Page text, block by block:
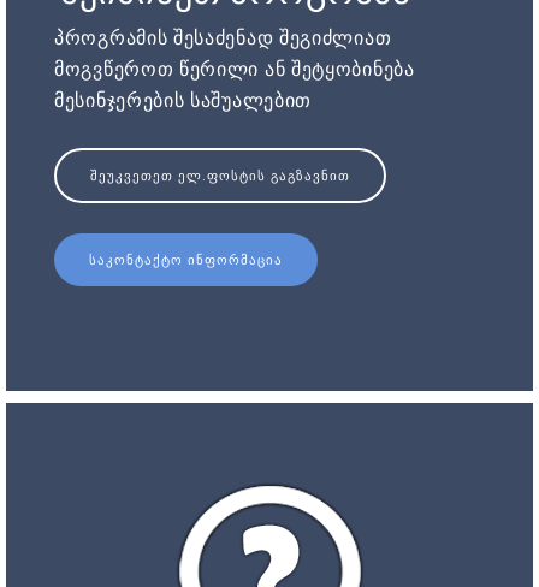
პროგრამის შესაძენად შეგიძლიათ
მოგვწეროთ წერილი ან შეტყობინება
მესინჯერების საშუალებით
ᲨᲔᲣᲙᲕᲔᲗᲔᲗ ᲔᲚ.ᲤᲝᲡᲢᲘᲡ ᲒᲐᲒᲖᲐᲕᲜᲘᲗ
ᲡᲐᲙᲝᲜᲢᲐᲥᲢᲝ ᲘᲜᲤᲝᲠᲛᲐᲪᲘᲐ